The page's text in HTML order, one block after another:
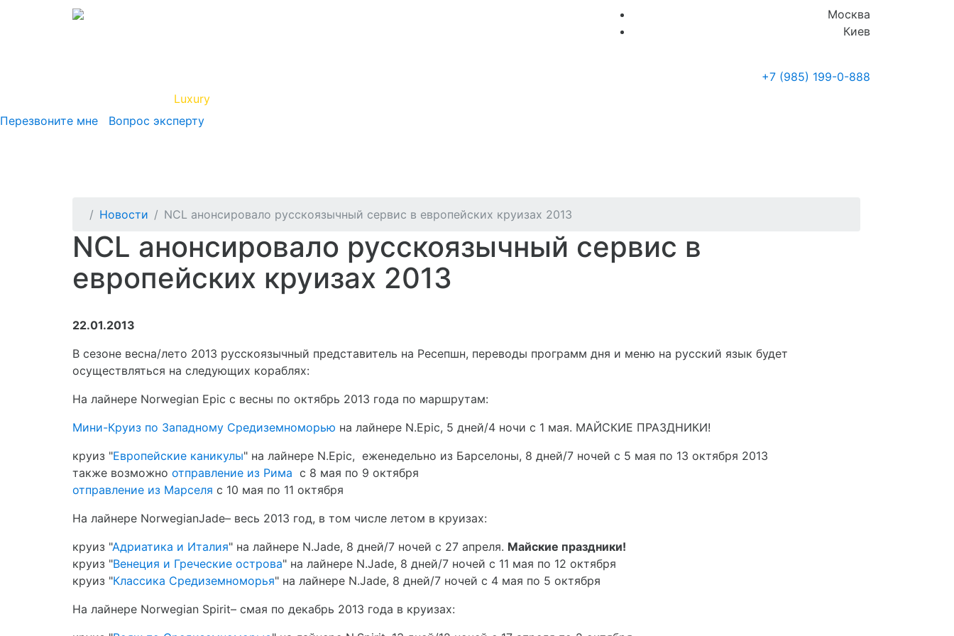
Москва
Киев
+7 (985) 199-0-888
Luxury
Перезвоните мне
Вопрос эксперту
Новости NCL анонсировало русскоязычный сервис в европейских круизах 2013
NCL анонсировало русскоязычный сервис в
европейских круизах 2013
22.01.2013
В сезоне весна/лето 2013 русскоязычный представитель на Ресепшн, переводы программ дня и меню на русский язык будет
осуществляться на следующих кораблях:
На лайнере Norwegian Epic с весны по октябрь 2013 года по маршрутам:
Мини-Круиз по Западному Средиземноморью на лайнере N.Epic, 5 дней/4 ночи с 1 мая. МАЙСКИЕ ПРАЗДНИКИ!
круиз "Европейские каникулы" на лайнере N.Epic, еженедельно из Барселоны, 8 дней/7 ночей с 5 мая по 13 октября 2013
также возможно отправление из Рима с 8 мая по 9 октября
отправление из Марселя с 10 мая по 11 октября
На лайнере NorwegianJade– весь 2013 год, в том числе летом в круизах:
круиз "Адриатика и Италия" на лайнере N.Jade, 8 дней/7 ночей с 27 апреля. Майские праздники!
круиз "Венеция и Греческие острова" на лайнере N.Jade, 8 дней/7 ночей с 11 мая по 12 октября
круиз "Классика Средиземноморья" на лайнере N.Jade, 8 дней/7 ночей с 4 мая по 5 октября
На лайнере Norwegian Spirit– cмая по декабрь 2013 года в круизах: